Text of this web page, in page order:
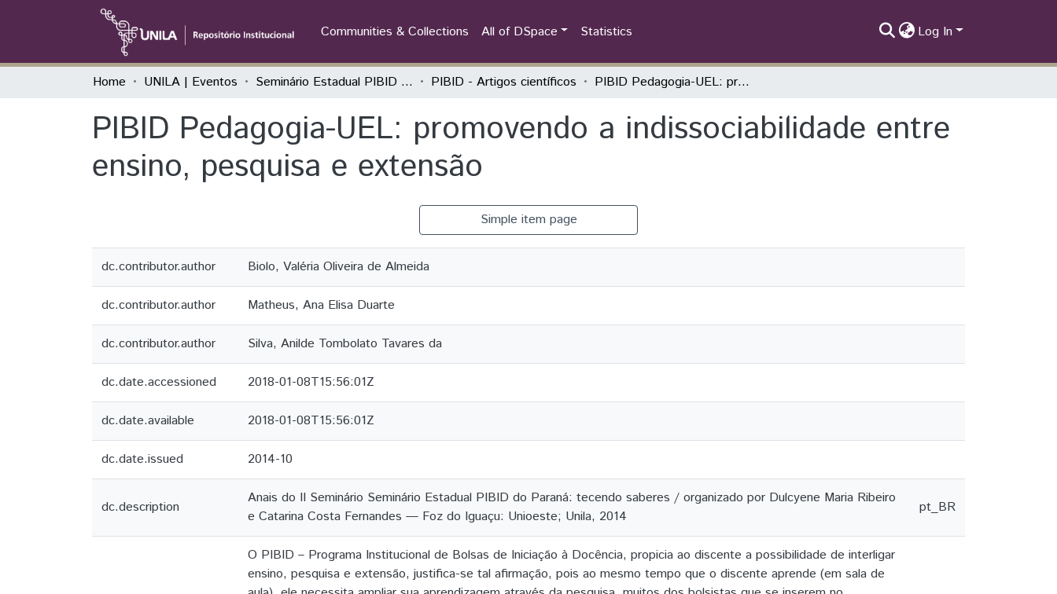
Communities & Collections All of DSpace Statistics Log In
Home UNILA | Eventos Seminário Estadual PIBID do Paraná: tecendo saberes (PIBID) PIBID - Artigos científicos PIBID Pedagogia-UEL: promovendo a indissociabilidade entre ensino, pesquisa e extensão
PIBID Pedagogia-UEL: promovendo a indissociabilidade entre
ensino, pesquisa e extensão
Simple item page
dc.contributor.author Biolo, Valéria Oliveira de Almeida
dc.contributor.author Matheus, Ana Elisa Duarte
dc.contributor.author Silva, Anilde Tombolato Tavares da
dc.date.accessioned 2018-01-08T15:56:01Z
dc.date.available 2018-01-08T15:56:01Z
dc.date.issued 2014-10
dc.description
Anais do II Seminário Seminário Estadual PIBID do Paraná: tecendo saberes / organizado por Dulcyene Maria Ribeiro
e Catarina Costa Fernandes — Foz do Iguaçu: Unioeste; Unila, 2014
pt_BR
O PIBID – Programa Institucional de Bolsas de Iniciação à Docência, propicia ao discente a possibilidade de interligar
ensino, pesquisa e extensão, justifica-se tal afirmação, pois ao mesmo tempo que o discente aprende (em sala de